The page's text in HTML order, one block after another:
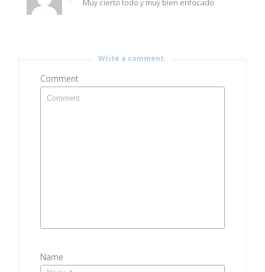
Muy cierto todo y muy bien enfocado
Write a comment:
Comment
Name